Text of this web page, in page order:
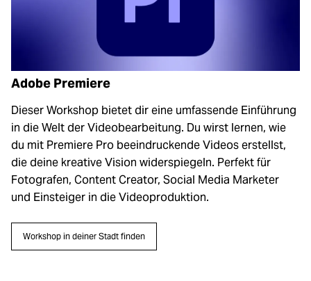
Adobe Premiere
Dieser Workshop bietet dir eine umfassende Einführung
in die Welt der Videobearbeitung. Du wirst lernen, wie
du mit Premiere Pro beeindruckende Videos erstellst,
die deine kreative Vision widerspiegeln. Perfekt für
Fotografen, Content Creator, Social Media Marketer
und Einsteiger in die Videoproduktion.
Workshop in deiner Stadt finden